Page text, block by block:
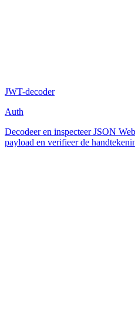
JWT-decoder
Auth
Decodeer en inspecteer JSON
payload en verifieer de